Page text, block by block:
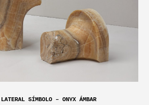
SÍMBOLO – ONYX ÁMBAR